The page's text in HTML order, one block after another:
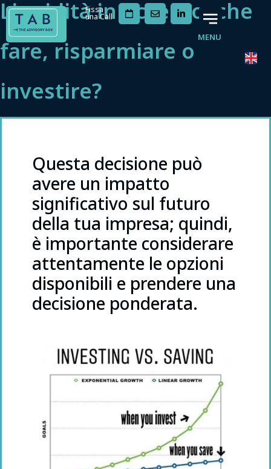
Fissa
una Call
MENU
Liquidità in eccesso: che
fare, risparmiare o
investire?
Questa decisione può
avere un impatto
significativo sul futuro
della tua impresa; quindi,
è importante considerare
attentamente le opzioni
disponibili e prendere una
decisione ponderata.